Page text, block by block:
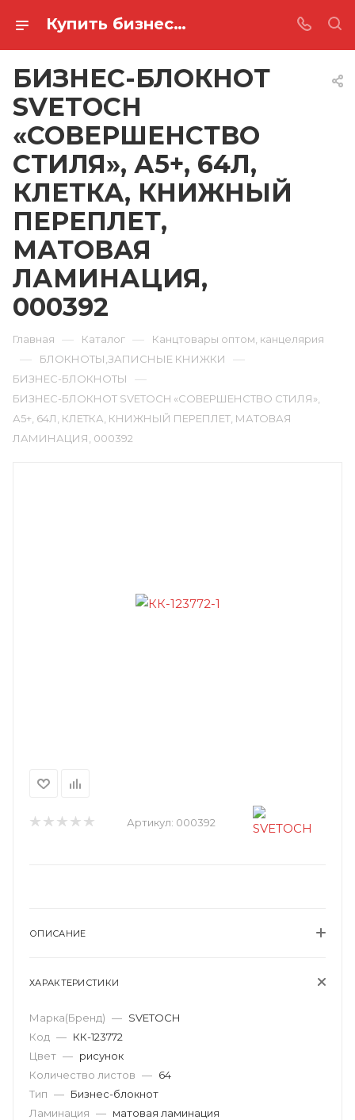
Купить бизнес-блокнот svetoch «совершенство стиля», а5+, 64л, клетка, книжный переплет, матовая ламинация, 000392 в Ростове-на-Дону
БИЗНЕС-БЛОКНОТ
SVETOCH
«СОВЕРШЕНСТВО
СТИЛЯ», А5+, 64Л,
КЛЕТКА, КНИЖНЫЙ
ПЕРЕПЛЕТ,
МАТОВАЯ
ЛАМИНАЦИЯ,
000392
Главная — Каталог — Канцтовары оптом, канцелярия
— БЛОКНОТЫ,ЗАПИСНЫЕ КНИЖКИ —
БИЗНЕС-БЛОКНОТЫ —
БИЗНЕС-БЛОКНОТ SVETOCH «СОВЕРШЕНСТВО СТИЛЯ»,
А5+, 64Л, КЛЕТКА, КНИЖНЫЙ ПЕРЕПЛЕТ, МАТОВАЯ
ЛАМИНАЦИЯ, 000392
Артикул: 000392
ОПИСАНИЕ
ХАРАКТЕРИСТИКИ
Марка(Бренд) — SVETOCH
Код — КК-123772
Цвет — рисунок
Количество листов — 64
Тип — Бизнес-блокнот
Ламинация — матовая ламинация